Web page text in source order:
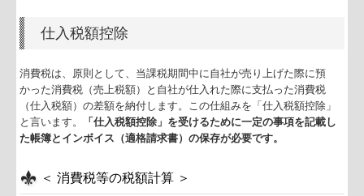
仕入税額控除
消費税は、原則として、当課税期間中に自社が売り上げた際に預
かった消費税（売上税額）と自社が仕入れた際に支払った消費税
（仕入税額）の差額を納付します。この仕組みを「仕入税額控除」
と言います。
「仕入税額控除」を受けるために一定の事項を記載し
た帳簿とインボイス（適格請求書）の保存が必要です。
＜ 消費税等の税額計算 ＞